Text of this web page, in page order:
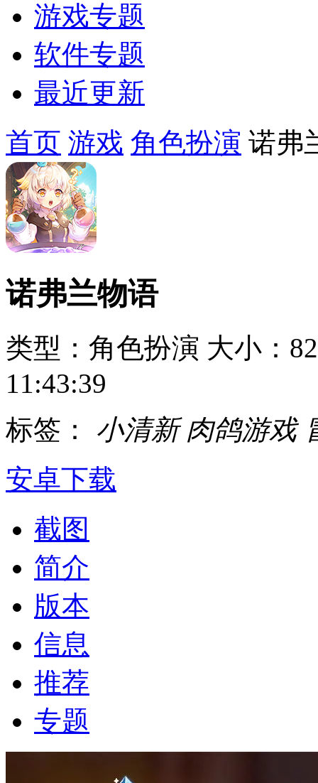
游戏专题
软件专题
最近更新
首页 游戏 角色扮演 诺弗
诺弗兰物语
类型：角色扮演 大小：
11:43:39
标签： 小清新 肉鸽游戏
安卓下载
截图
简介
版本
信息
推荐
专题